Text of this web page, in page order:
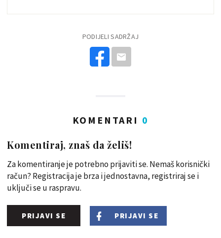
PODIJELI SADRŽAJ
KOMENTARI 0
Komentiraj, znaš da želiš!
Za komentiranje je potrebno prijaviti se. Nemaš korisnički
račun? Registracija je brza i jednostavna, registriraj se i
uključi se u raspravu.
PRIJAVI SE PRIJAVI SE